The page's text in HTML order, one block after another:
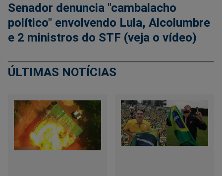
Senador denuncia "cambalacho
político" envolvendo Lula, Alcolumbre
e 2 ministros do STF (veja o vídeo)
ÚLTIMAS NOTÍCIAS